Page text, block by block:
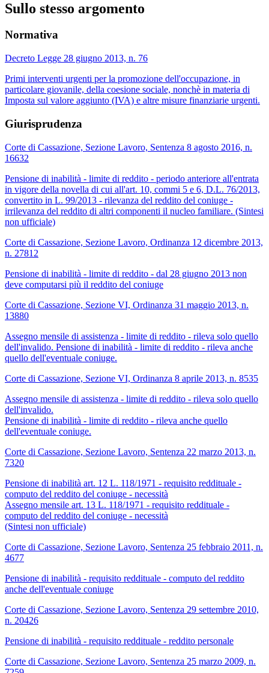
Sullo stesso argomento
Normativa
Decreto Legge 28 giugno 2013, n. 76
Primi interventi urgenti per la promozione dell'occupazione, in
particolare giovanile, della coesione sociale, nonchè in materia di
Imposta sul valore aggiunto (IVA) e altre misure finanziarie urgenti.
Giurisprudenza
Corte di Cassazione, Sezione Lavoro, Sentenza 8 agosto 2016, n.
16632
Pensione di inabilità - limite di reddito - periodo anteriore all'entrata
in vigore della novella di cui all'art. 10, commi 5 e 6, D.L. 76/2013,
convertito in L. 99/2013 - rilevanza del reddito del coniuge -
irrilevanza del reddito di altri componenti il nucleo familiare. (Sintesi
non ufficiale)
Corte di Cassazione, Sezione Lavoro, Ordinanza 12 dicembre 2013,
n. 27812
Pensione di inabilità - limite di reddito - dal 28 giugno 2013 non
deve computarsi più il reddito del coniuge
Corte di Cassazione, Sezione VI, Ordinanza 31 maggio 2013, n.
13880
Assegno mensile di assistenza - limite di reddito - rileva solo quello
dell'invalido. Pensione di inabilità - limite di reddito - rileva anche
quello dell'eventuale coniuge.
Corte di Cassazione, Sezione VI, Ordinanza 8 aprile 2013, n. 8535
Assegno mensile di assistenza - limite di reddito - rileva solo quello
dell'invalido.
Pensione di inabilità - limite di reddito - rileva anche quello
dell'eventuale coniuge.
Corte di Cassazione, Sezione Lavoro, Sentenza 22 marzo 2013, n.
7320
Pensione di inabilità art. 12 L. 118/1971 - requisito reddituale -
computo del reddito del coniuge - necessità
Assegno mensile art. 13 L. 118/1971 - requisito reddituale -
computo del reddito del coniuge - necessità
(Sintesi non ufficiale)
Corte di Cassazione, Sezione Lavoro, Sentenza 25 febbraio 2011, n.
4677
Pensione di inabilità - requisito reddituale - computo del reddito
anche dell'eventuale coniuge
Corte di Cassazione, Sezione Lavoro, Sentenza 29 settembre 2010,
n. 20426
Pensione di inabilità - requisito reddituale - reddito personale
Corte di Cassazione, Sezione Lavoro, Sentenza 25 marzo 2009, n.